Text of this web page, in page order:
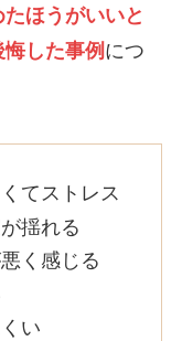
ほうがいいと
した事例 につ
てストレス
揺れる
く感じる
い